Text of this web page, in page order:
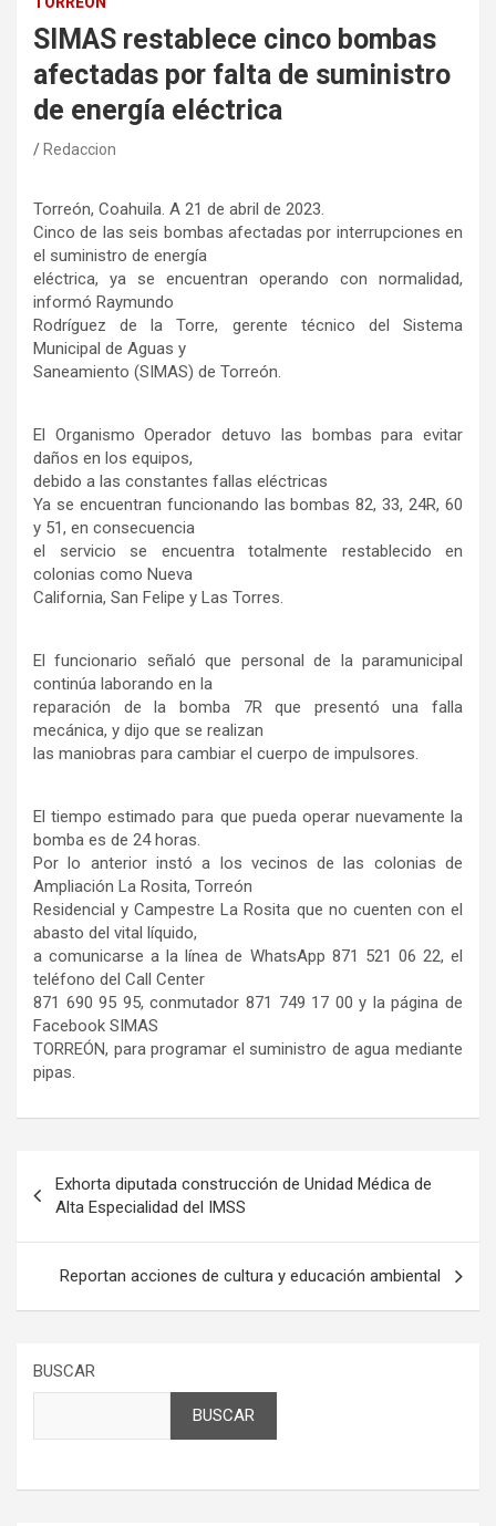
SIMAS restablece cinco bombas
afectadas por falta de suministro
de energía eléctrica
Redaccion
Torreón, Coahuila. A 21 de abril de 2023.
Cinco de las seis bombas afectadas por interrupciones en
el suministro de energía
eléctrica, ya se encuentran operando con normalidad,
informó Raymundo
Rodríguez de la Torre, gerente técnico del Sistema
Municipal de Aguas y
Saneamiento (SIMAS) de Torreón.
El Organismo Operador detuvo las bombas para evitar
daños en los equipos,
debido a las constantes fallas eléctricas
Ya se encuentran funcionando las bombas 82, 33, 24R, 60
y 51, en consecuencia
el servicio se encuentra totalmente restablecido en
colonias como Nueva
California, San Felipe y Las Torres.
El funcionario señaló que personal de la paramunicipal
continúa laborando en la
reparación de la bomba 7R que presentó una falla
mecánica, y dijo que se realizan
las maniobras para cambiar el cuerpo de impulsores.
El tiempo estimado para que pueda operar nuevamente la
bomba es de 24 horas.
Por lo anterior instó a los vecinos de las colonias de
Ampliación La Rosita, Torreón
Residencial y Campestre La Rosita que no cuenten con el
abasto del vital líquido,
a comunicarse a la línea de WhatsApp 871 521 06 22, el
teléfono del Call Center
871 690 95 95, conmutador 871 749 17 00 y la página de
Facebook SIMAS
TORREÓN, para programar el suministro de agua mediante
pipas.
de
entradas
Exhorta diputada construcción de Unidad Médica de
Alta Especialidad del IMSS
Reportan acciones de cultura y educación ambiental
BUSCAR
BUSCAR